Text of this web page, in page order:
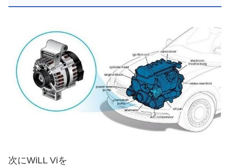
次にWiLL Viを